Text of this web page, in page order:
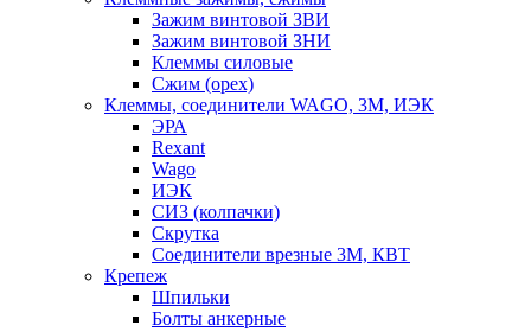
Зажим винтовой ЗВИ
Зажим винтовой ЗНИ
Клеммы силовые
Сжим (орех)
Клеммы, соединители WAGO, 3M, ИЭК
ЭРА
Rexant
Wago
ИЭК
СИЗ (колпачки)
Скрутка
Соединители врезные 3M, КВТ
Крепеж
Шпильки
Болты анкерные